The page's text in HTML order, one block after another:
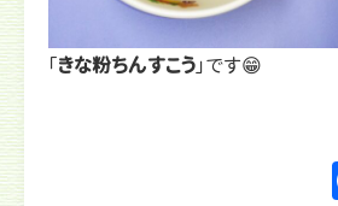
「きな粉ちんすこう」です😁